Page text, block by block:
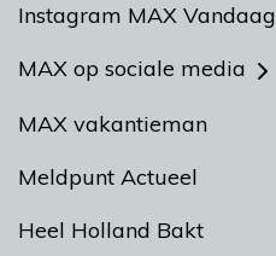
Instagram MAX Vandaag
MAX op sociale media
MAX vakantieman
Meldpunt Actueel
Heel Holland Bakt